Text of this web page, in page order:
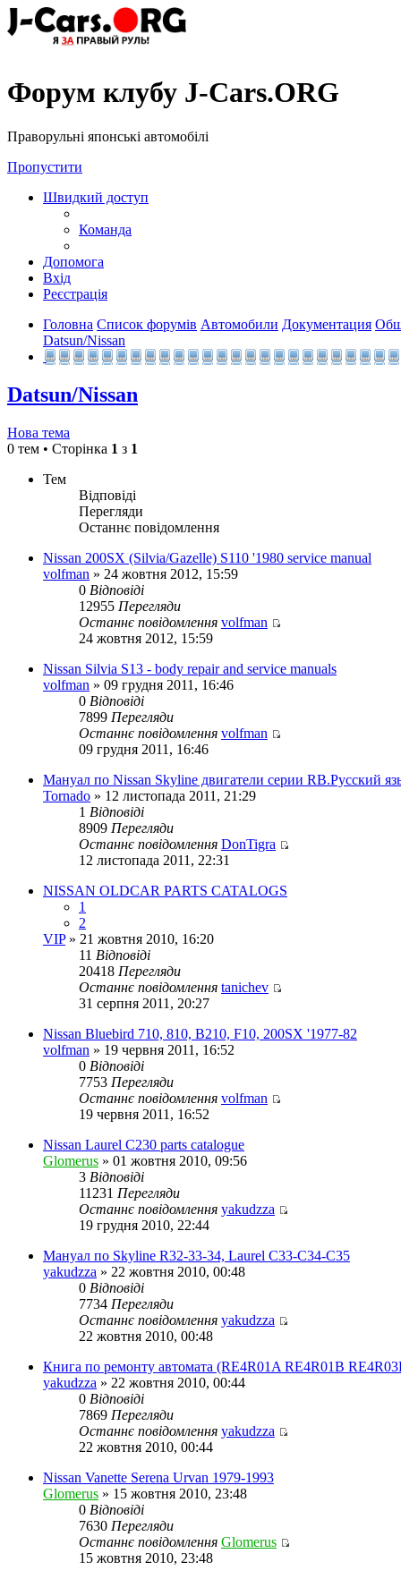
Форум клубу J-Cars.ORG
Праворульні японські автомобілі
Пропустити
Швидкий доступ
Команда
Допомога
Вхід
Реєстрація
Головна Список форумів Автомобили Документация
Datsun/Nissan
Datsun/Nissan
Нова тема
0 тем • Сторінка 1 з 1
Тем
Відповіді
Перегляди
Останнє повідомлення
Nissan 200SX (Silvia/Gazelle) S110 '1980 service manual
volfman » 24 жовтня 2012, 15:59
0 Відповіді
12955 Перегляди
Останнє повідомлення volfman
повідомлення
24 жовтня 2012, 15:59
Nissan Silvia S13 - body repair and service manuals
volfman » 09 грудня 2011, 16:46
0 Відповіді
7899 Перегляди
Останнє повідомлення volfman
повідомлення
09 грудня 2011, 16:46
Мануал по Nissan Skyline двигатели серии RB.Русский
Tornado » 12 листопада 2011, 21:29
1 Відповіді
8909 Перегляди
Останнє повідомлення DonTigra
12 листопада 2011, 22:31
NISSAN OLDCAR PARTS CATALOGS
1
2
VIP» 21 жовтня 2010, 16:20
11 Відповіді
20418 Перегляди
Останнє повідомлення tanichev
повідомлення
31 серпня 2011, 20:27
Nissan Bluebird 710, 810, B210, F10, 200SX '1977-82
volfman » 19 червня 2011, 16:52
0 Відповіді
7753 Перегляди
Останнє повідомлення volfman
19 червня 2011, 16:52
Nissan Laurel C230 parts catalogue
Glomerus » 01 жовтня 2010, 09:56
3 Відповіді
11231 Перегляди
Останнє повідомлення yakudzza
повідомлення
19 грудня 2010, 22:44
Мануал по Skyline R32-33-34, Laurel C33-C34-C35
yakudzza » 22 жовтня 2010, 00:48
0 Відповіді
7734 Перегляди
Останнє повідомлення yakudzza
повідомлення
22 жовтня 2010, 00:48
Книга по ремонту автомата (RE4R01A RE4R01B
yakudzza » 22 жовтня 2010, 00:44
0 Відповіді
7869 Перегляди
Останнє повідомлення yakudzza
22 жовтня 2010, 00:44
Nissan Vanette Serena Urvan 1979-1993
Glomerus » 15 жовтня 2010, 23:48
0 Відповіді
7630 Перегляди
Останнє повідомлення Glomerus
15 жовтня 2010, 23:48